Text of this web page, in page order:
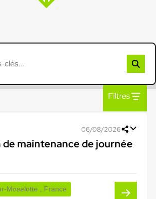
Filtres
06/08/2026
maintenance de journée
Moselotte , France